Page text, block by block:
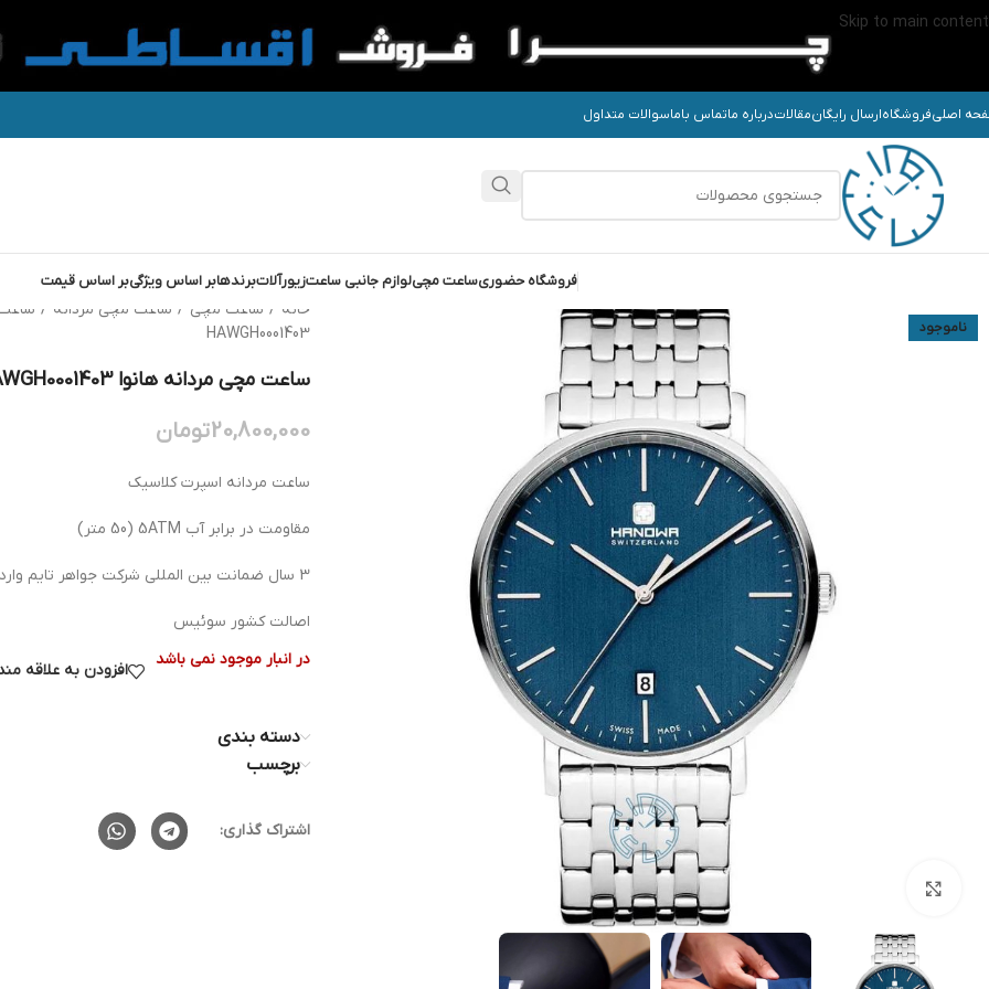
Skip to main content
اصلیفروشگاهارسال رایگانمقالاتدرباره ماتماس باماسوالات متداول
فروشگاه حضوریساعت مچیلوازم جانبی ساعتزیورآلاتبرندهابر اساس ویژگیبر اساس قیمت
ناموجود
خانه / ساعت مچی / ساعت مچی مردانه /
HAWGH0001403
ساعت مچی مردانه هانوا HANOWA HAWGH0001403
20,800,000تومان
ساعت مردانه اسپرت کلاسیک
مقاومت در برابر آب 5ATM (50 متر)
3 سال ضمانت بین المللی شرکت جواهر تایم وارد کننده انحصاری برند هانوا در ایران
اصالت کشور سوئیس
در انبار موجود نمی باشد
افزودن به علاقه
دسته بندی
برچسب
اشتراک گذاری: